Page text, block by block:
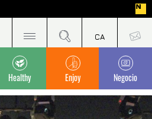
Healthy Enjoy Negocio